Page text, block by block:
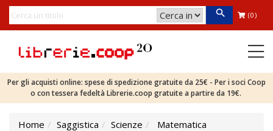
(0)
Per gli acquisti online: spese di spedizione gratuite da 25€ - Per i soci Coop
o con tessera fedeltà Librerie.coop gratuite a partire da 19€.
Home Saggistica Scienze
Matematica